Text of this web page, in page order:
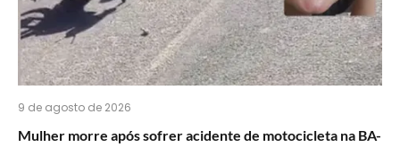
9 de agosto de 2026
Mulher morre após sofrer acidente de motocicleta na BA-